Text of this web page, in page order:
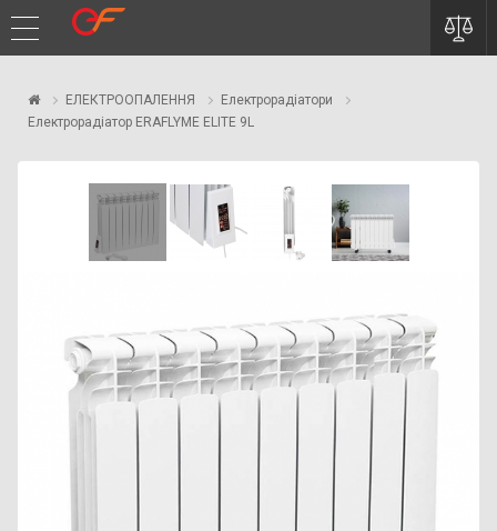
ЕЛЕКТРООПАЛЕННЯ
Електрорадіатори
Електрорадіатор ERAFLYME ELITE 9L